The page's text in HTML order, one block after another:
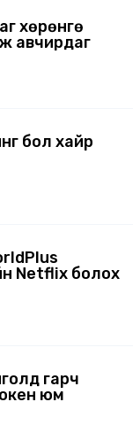
хөрөнгө
авчирдаг
бол хайр
Netflix болох
гарч
юм